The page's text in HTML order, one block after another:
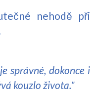
nehodě při
správné, dokonce i
kouzlo života."